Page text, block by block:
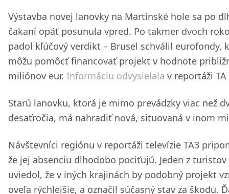
Výstavba novej lanovky na Martinské hole sa po
čakaní opäť posunula vpred. Po takmer dvoch
padol kľúčový verdikt – Brusel schválil eurofondy,
môžu pomôcť financovať projekt v hodnote
miliónov eur. Informáciu odvysielala v reportáži TA
Starú lanovku, ktorá je mimo prevádzky viac než
desaťročia, má nahradiť nová, situovaná v inom
Návštevníci regiónu v reportáži televízie TA3
že jej absenciu dlhodobo pociťujú. Jeden z turistov
uviedol, že v iných krajinách by podobný projekt
oveľa rýchlejšie, a označil súčasný stav za škodu.